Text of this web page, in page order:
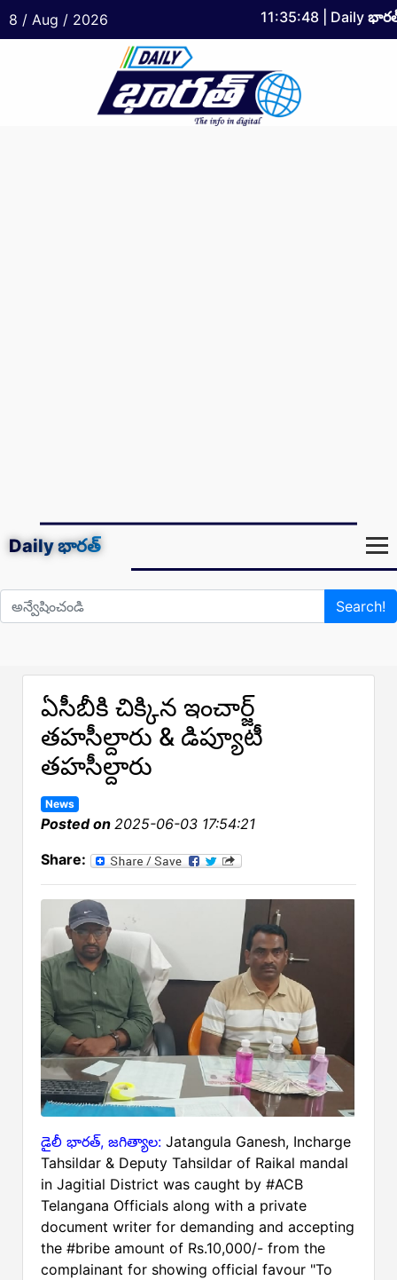
8 / Aug / 2026 11:35:49 | Daily
Dailyభారత్
Search!
ఏసీబీకి చిక్కిన ఇంచార్జ్
తహసీల్దారు & డిప్యూటీ
తహసీల్దారు
News
Posted on 2025-06-03 17:54:21
Share:
డైలీ భారత్, జగిత్యాల: Jatangula Ganesh, Incharge
Tahsildar & Deputy Tahsildar of Raikal mandal
in Jagitial District was caught by #ACB
Telangana Officials along with a private
document writer for demanding and accepting
the #bribe amount of Rs.10,000/- from the
complainant for showing official favour "To